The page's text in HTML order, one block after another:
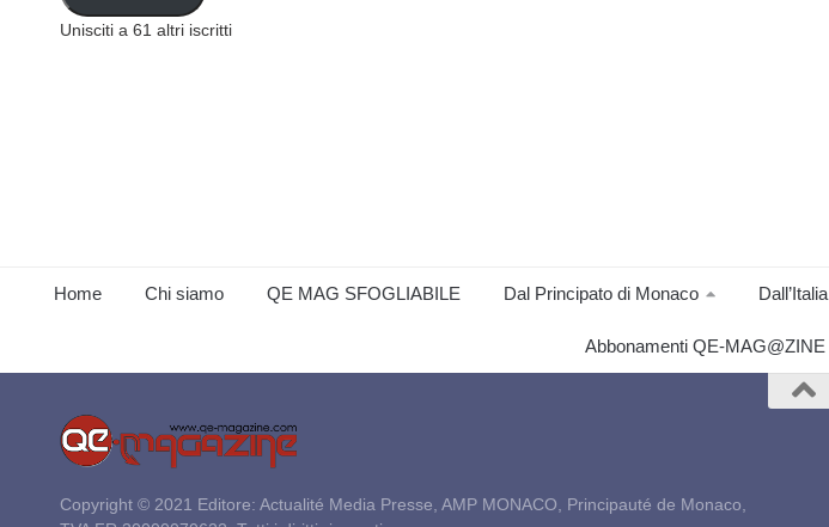
Unisciti a 61 altri iscritti
Home Chi siamo QE MAG SFOGLIABILE Dal Principato di Monaco Dall’Italia
Abbonamenti QE-MAG@ZINE
Copyright © 2021 Editore: Actualité Media Presse, AMP MONACO, Principauté de Monaco,